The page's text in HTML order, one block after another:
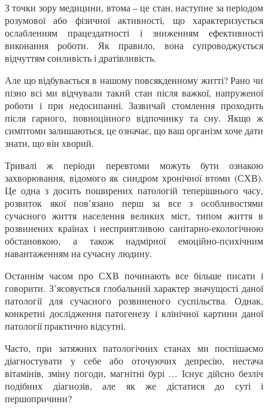
З точки зору медицини, втома – це стан, наступне за періодом
розумової або фізичної активності, що характеризується
ослабленням працездатності і зниженням ефективності
виконання роботи. Як правило, вона супроводжується
відчуттям сонливість і дратівливість.
Але що відбувається в нашому повсякденному житті? Рано чи
пізно всі ми відчували такий стан після важкої, напруженої
роботи і при недосипанні. Зазвичай стомлення проходить
після гарного, повноцінного відпочинку та сну. Якщо ж
симптоми залишаються, це означає, що ваш організм хоче дати
знати, що він хворий.
Тривалі ж періоди перевтоми можуть бути ознакою
захворювання, відомого як синдром хронічної втоми (СХВ).
Це одна з досить поширених патологій теперішнього часу,
розвиток якої пов’язано перш за все з особливостями
сучасного життя населення великих міст, типом життя в
розвинених країнах і несприятливою санітарно-екологічною
обстановкою, а також надмірної емоційно-психічним
навантаженням на сучасну людину.
Останнім часом про СХВ починають все більше писати і
говорити. З’ясовується глобальний характер значущості даної
патології для сучасного розвиненого суспільства. Однак,
конкретні дослідження патогенезу і клінічної картини даної
патології практично відсутні.
Часто, при затяжних патологічних станах ми поспішаємо
діагностувати у себе або оточуючих депресію, нестача
вітамінів, зміну погоди, магнітні бурі … Існує дійсно безліч
подібних діагнозів, але як же дістатися до суті і
першопричини?